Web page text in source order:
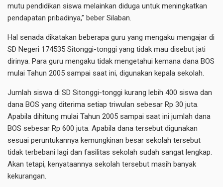
mutu pendidikan siswa melainkan diduga untuk meningkatkan
pendapatan pribadinya,” beber Silaban.
Hal senada dikatakan beberapa guru yang mengaku mengajar di
SD Negeri 174535 Sitonggi-tonggi yang tidak mau disebut jati
dirinya. Para guru mengaku tidak mengetahui kemana dana BOS
mulai Tahun 2005 sampai saat ini, digunakan kepala sekolah.
Jumlah siswa di SD Sitonggi-tonggi kurang lebih 400 siswa dan
dana BOS yang diterima setiap triwulan sebesar Rp 30 juta.
Apabila dihitung mulai Tahun 2005 sampai saat ini jumlah dana
BOS sebesar Rp 600 juta. Apabila dana tersebut digunakan
sesuai peruntukannya kemungkinan besar sekolah tersebut
tidak terbebani lagi dan fasilitas sekolah sudah sangat lengkap.
Akan tetapi, kenyataannya sekolah tersebut masih banyak
kekurangan.